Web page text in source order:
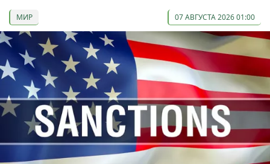
МИР 07 АВГУСТА 2026 01:00